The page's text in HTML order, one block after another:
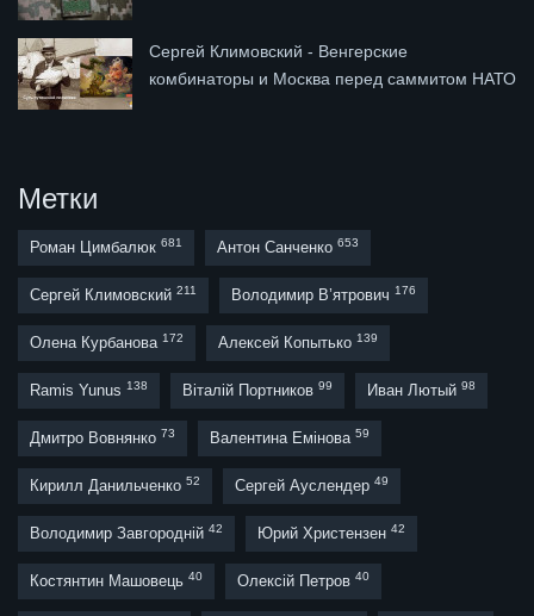
Сергей Климовский - Венгерские
комбинаторы и Москва перед саммитом НАТО
Метки
Роман Цимбалюк 681 Антон Санченко 653
Сергей Климовский 211 Володимир В’ятрович 176
Олена Курбанова 172 Алексей Копытько 139
Ramis Yunus 138 Віталій Портников 99 Иван Лютый 98
Дмитро Вовнянко 73 Валентина Емінова 59
Кирилл Данильченко 52 Сергей Ауслендер 49
Володимир Завгородній 42 Юрий Христензен 42
Костянтин Машовець 40 Олексій Петров 40